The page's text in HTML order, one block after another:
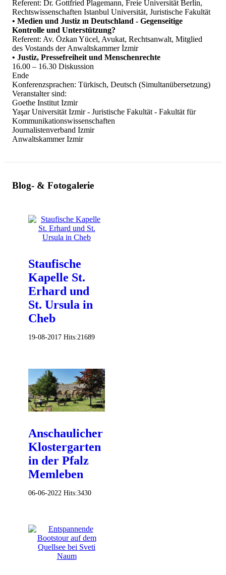
Referent: Dr. Gottfried Plagemann, Freie Universität Berlin,
Rechtswissenschaften Istanbul Universität, Juristische Fakultät
• Medien und Justiz ın Deutschland - Gegenseitige
Kontrolle und Unterstützung?
Referent: Av. Özkan Yücel, Avukat, Rechtsanwalt, Mitglied
des Vostands der Anwaltskammer İzmir
• Justiz, Pressefreiheit und Menschenrechte
16.00 – 16.30 Diskussion
Ende
Konferenzsprachen: Türkisch, Deutsch (Simultanübersetzung)
Veranstalter sind:
Goethe Institut Izmir
Yaşar Universität Izmir - Juristische Fakultät - Fakultät für
Kommunikationswissenschaften
Journalistenverband Izmir
Anwaltskammer Izmir
Blog- & Fotogalerie
Staufische
Kapelle St.
Erhard und
St. Ursula in
Cheb
19-08-2017 Hits:21689
Anschaulicher
Klostergarten
in der Pfalz
Memleben
06-06-2022 Hits:3430